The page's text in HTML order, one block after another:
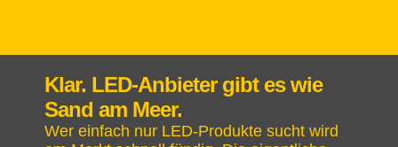
Klar. LED-Anbieter gibt es wie
Sand am Meer.
Wer einfach nur LED-Produkte sucht wird